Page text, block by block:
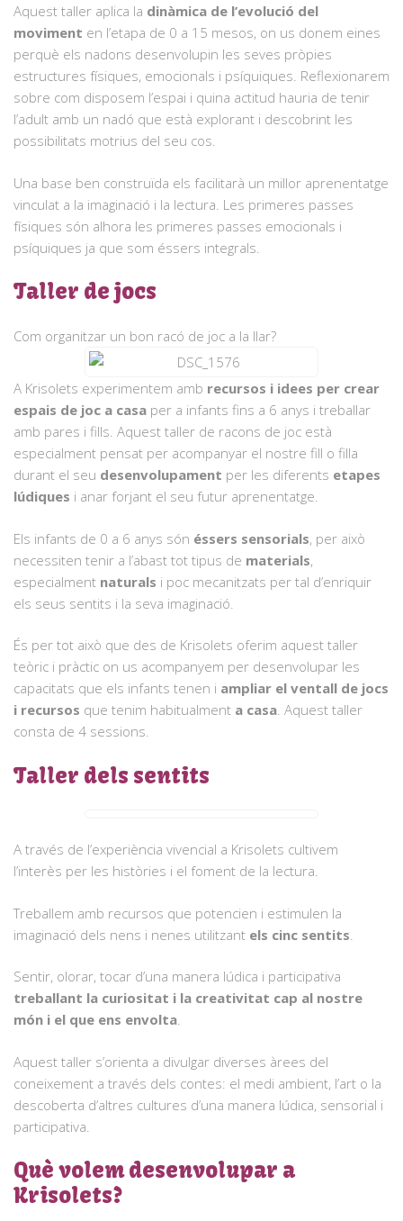
Aquest taller aplica la dinàmica de l’evolució del
moviment en l’etapa de 0 a 15 mesos, on us donem eines
perquè els nadons desenvolupin les seves pròpies
estructures físiques, emocionals i psíquiques. Reflexionarem
sobre com disposem l’espai i quina actitud hauria de tenir
l’adult amb un nadó que està explorant i descobrint les
possibilitats motrius del seu cos.
Una base ben construïda els facilitarà un millor aprenentatge
vinculat a la imaginació i la lectura. Les primeres passes
físiques són alhora les primeres passes emocionals i
psíquiques ja que som éssers integrals.
Taller de jocs
Com organitzar un bon racó de joc a la llar?
A Krisolets experimentem amb recursos i idees per crear
espais de joc a casa per a infants fins a 6 anys i treballar
amb pares i fills. Aquest taller de racons de joc està
especialment pensat per acompanyar el nostre fill o filla
durant el seu desenvolupament per les diferents etapes
lúdiques i anar forjant el seu futur aprenentatge.
Els infants de 0 a 6 anys són éssers sensorials, per això
necessiten tenir a l’abast tot tipus de materials,
especialment naturals i poc mecanitzats per tal d’enriquir
els seus sentits i la seva imaginació.
És per tot això que des de Krisolets oferim aquest taller
teòric i pràctic on us acompanyem per desenvolupar les
capacitats que els infants tenen i ampliar el ventall de jocs
i recursos que tenim habitualment a casa. Aquest taller
consta de 4 sessions.
Taller dels sentits
A través de l’experiència vivencial a Krisolets cultivem
l’interès per les històries i el foment de la lectura.
Treballem amb recursos que potencien i estimulen la
imaginació dels nens i nenes utilitzant els cinc sentits
Sentir, olorar, tocar d’una manera lúdica i participativa
treballant la curiositat i la creativitat cap al nostre
món i el que ens envolta.
Aquest taller s’orienta a divulgar diverses àrees del
coneixement a través dels contes: el medi ambient, l’art o la
descoberta d’altres cultures d’una manera lúdica, sensorial i
participativa.
Què volem desenvolupar a
Krisolets?